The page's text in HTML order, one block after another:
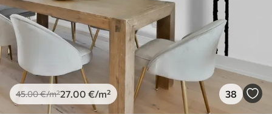
45.00€/m²27 .00 €/m² 38